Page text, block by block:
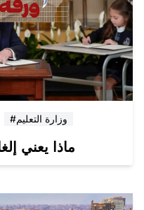
#وزارة التعليم
ماذا يعني